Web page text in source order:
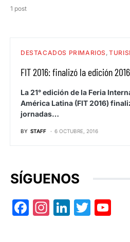
1 post
DESTACADOS PRIMARIOS
FIT 2016: finalizó la edición
La 21° edición de la Feria
América Latina (FIT 2016)
jornadas…
BY STAFF 6 OCTUBRE, 2016
SÍGUENOS
Facebook
Instagram
LinkedIn
Twitter